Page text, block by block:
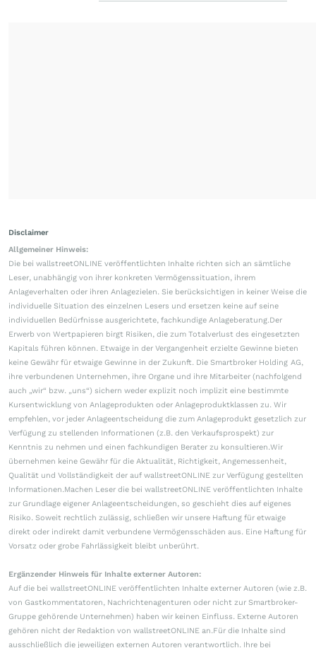
Disclaimer
Allgemeiner Hinweis:
Die bei wallstreetONLINE veröffentlichten Inhalte richten sich an sämtliche
Leser, unabhängig von ihrer konkreten Vermögenssituation, ihrem
Anlageverhalten oder ihren Anlagezielen. Sie berücksichtigen in keiner Weise die
individuelle Situation des einzelnen Lesers und ersetzen keine auf seine
individuellen Bedürfnisse ausgerichtete, fachkundige Anlageberatung.Der
Erwerb von Wertpapieren birgt Risiken, die zum Totalverlust des eingesetzten
Kapitals führen können. Etwaige in der Vergangenheit erzielte Gewinne bieten
keine Gewähr für etwaige Gewinne in der Zukunft. Die Smartbroker Holding AG,
ihre verbundenen Unternehmen, ihre Organe und ihre Mitarbeiter (nachfolgend
auch „wir“ bzw. „uns“) sichern weder explizit noch implizit eine bestimmte
Kursentwicklung von Anlageprodukten oder Anlageproduktklassen zu. Wir
empfehlen, vor jeder Anlageentscheidung die zum Anlageprodukt gesetzlich zur
Verfügung zu stellenden Informationen (z.B. den Verkaufsprospekt) zur
Kenntnis zu nehmen und einen fachkundigen Berater zu konsultieren.Wir
übernehmen keine Gewähr für die Aktualität, Richtigkeit, Angemessenheit,
Qualität und Vollständigkeit der auf wallstreetONLINE zur Verfügung gestellten
Informationen.Machen Leser die bei wallstreetONLINE veröffentlichten Inhalte
zur Grundlage eigener Anlageentscheidungen, so geschieht dies auf eigenes
Risiko. Soweit rechtlich zulässig, schließen wir unsere Haftung für etwaige
direkt oder indirekt damit verbundene Vermögensschäden aus. Eine Haftung für
Vorsatz oder grobe Fahrlässigkeit bleibt unberührt.
Ergänzender Hinweis für Inhalte externer Autoren:
Auf die bei wallstreetONLINE veröffentlichten Inhalte externer Autoren (wie z.B.
von Gastkommentatoren, Nachrichtenagenturen oder nicht zur Smartbroker-
Gruppe gehörende Unternehmen) haben wir keinen Einfluss. Externe Autoren
gehören nicht der Redaktion von wallstreetONLINE an.Für die Inhalte sind
ausschließlich die jeweiligen externen Autoren verantwortlich. Ihre bei